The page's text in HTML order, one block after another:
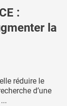
:
la
réduire le
d’une